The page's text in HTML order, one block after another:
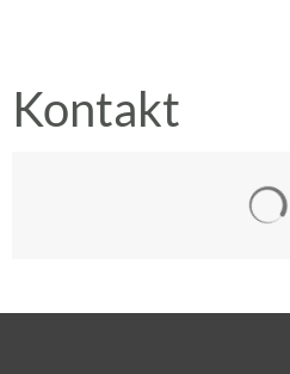
Kontakt